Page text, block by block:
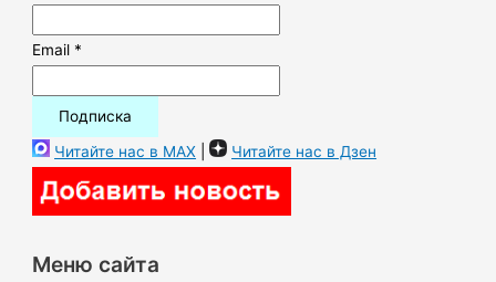
Email *
Читайте нас в MAX | Читайте нас в Дзен
Меню сайта